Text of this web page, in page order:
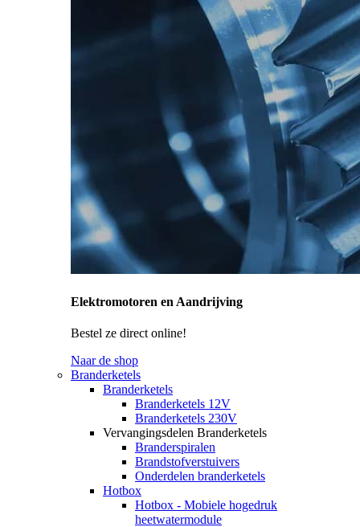
Elektromotoren en Aandrijving
Bestel ze direct online!
Naar de shop
Branderketels
Branderketels
Branderketels 12V
Branderketels 230V
Vervangingsdelen Branderketels
Branderspiralen
Brandstofverstuivers
Onderdelen branderketels
Hotbox
Hotbox - Mobiele hogedruk
heetwatermodule